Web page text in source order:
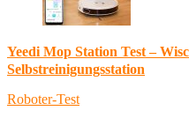
Yeedi Mop Station Test –
Selbstreinigungsstation
Roboter-Test